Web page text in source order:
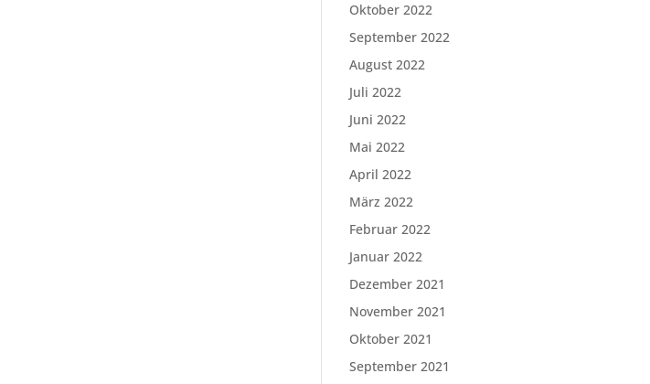
Oktober 2022
September 2022
August 2022
Juli 2022
Juni 2022
Mai 2022
April 2022
März 2022
Februar 2022
Januar 2022
Dezember 2021
November 2021
Oktober 2021
September 2021